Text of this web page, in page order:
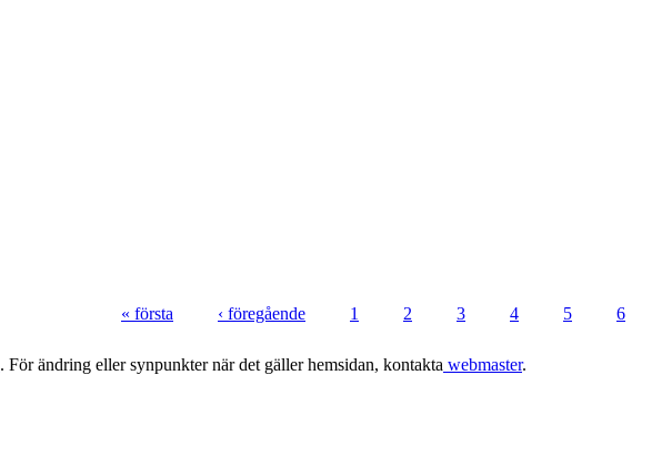
« första ‹ föregående 1 2 3 4 5 6
. För ändring eller synpunkter när det gäller hemsidan, kontakta webmaster.